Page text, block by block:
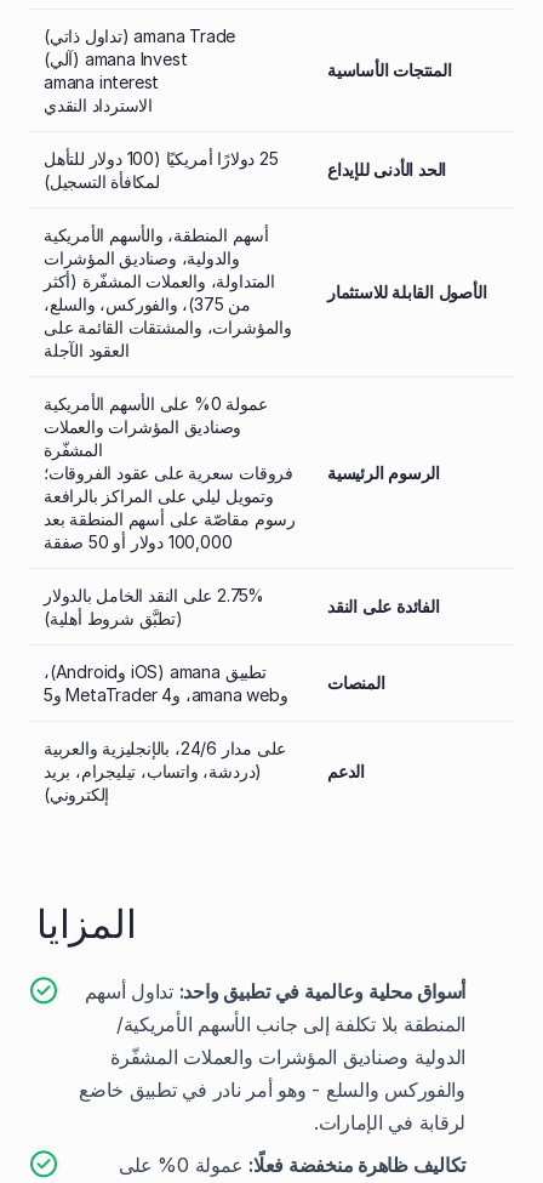
المنتجات الأساسية
amana Trade (تداول ذاتي)
amana Invest (آلي)
amana interest
الاسترداد النقدي
الحد الأدنى للإيداع
25 دولارًا أمريكيًا (100 دولار للتأهل
لمكافأة التسجيل)
الأصول القابلة للاستثمار
أسهم المنطقة، والأسهم الأمريكية
والدولية، وصناديق المؤشرات
المتداولة، والعملات المشفّرة (أكثر
من 375)، والفوركس، والسلع،
والمؤشرات، والمشتقات القائمة على
العقود الآجلة
الرسوم الرئيسية
عمولة 0% على الأسهم الأمريكية
وصناديق المؤشرات والعملات
المشفّرة
فروقات سعرية على عقود الفروقات؛
وتمويل ليلي على المراكز بالرافعة
رسوم مقاصّة على أسهم المنطقة بعد
100,000 دولار أو 50 صفقة
الفائدة على النقد
2.75% على النقد الخامل بالدولار
(تطبَّق شروط أهلية)
المنصات
تطبيق amana (iOS وAndroid)،
وamana web، وMetaTrader 4 و5
الدعم
على مدار 24/6، بالإنجليزية والعربية
(دردشة، واتساب، تيليجرام، بريد
إلكتروني)
المزايا
أسواق محلية وعالمية في تطبيق واحد: تداول أسهم
المنطقة بلا تكلفة إلى جانب الأسهم الأمريكية/
الدولية وصناديق المؤشرات والعملات المشفّرة
والفوركس والسلع - وهو أمر نادر في تطبيق خاضع
لرقابة في الإمارات.
تكاليف ظاهرة منخفضة فعلًا:
عمولة 0% على